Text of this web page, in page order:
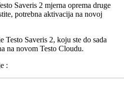
Saveris 2 mjerna oprema druge
potrebna aktivacija na novoj
Testo Saveris 2, koju ste do sada
na novom Testo Cloudu.
: